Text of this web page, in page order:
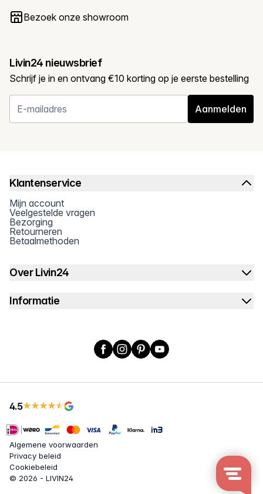
Bezoek onze showroom
Livin24 nieuwsbrief
Schrijf je in en ontvang €10 korting op je eerste bestelling
Aanmelden
Klantenservice
Mijn account
Veelgestelde vragen
Bezorging
Retourneren
Betaalmethoden
Over Livin24
Informatie
Facebook
Instagram
PinterestYouTube
4.5
Algemene voorwaarden
Privacy beleid
Cookiebeleid
© 2026 - LIVIN24